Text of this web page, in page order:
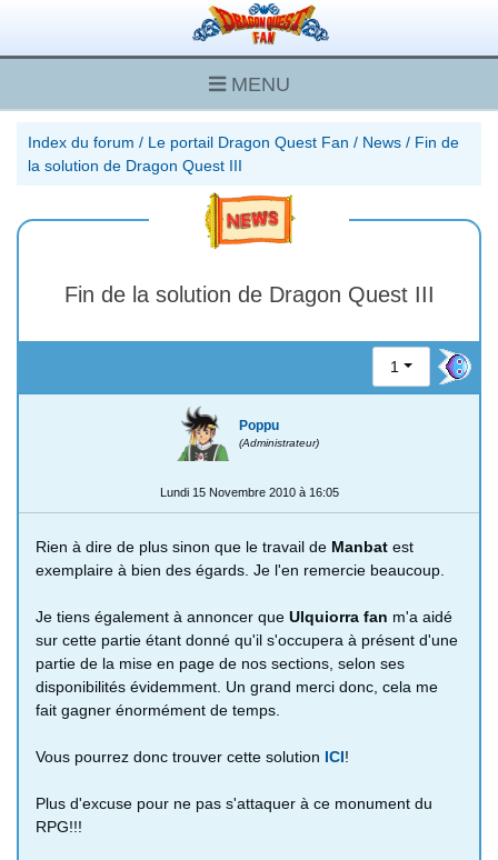
MENU
Index du forum / Le portail Dragon Quest Fan / News / Fin de
la solution de Dragon Quest III
Fin de la solution de Dragon Quest III
1
Poppu
(Administrateur)
Lundi 15 Novembre 2010 à 16:05
Rien à dire de plus sinon que le travail de Manbat est
exemplaire à bien des égards. Je l'en remercie beaucoup.
Je tiens également à annoncer que Ulquiorra fan m'a aidé
sur cette partie étant donné qu'il s'occupera à présent d'une
partie de la mise en page de nos sections, selon ses
disponibilités évidemment. Un grand merci donc, cela me
fait gagner énormément de temps.
Vous pourrez donc trouver cette solution ICI!
Plus d'excuse pour ne pas s'attaquer à ce monument du
RPG!!!